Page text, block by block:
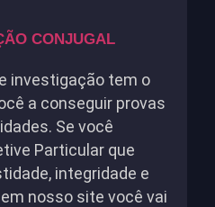
CONJUGAL
investigação tem o
a conseguir provas
Se você
Particular que
integridade e
nosso site você vai